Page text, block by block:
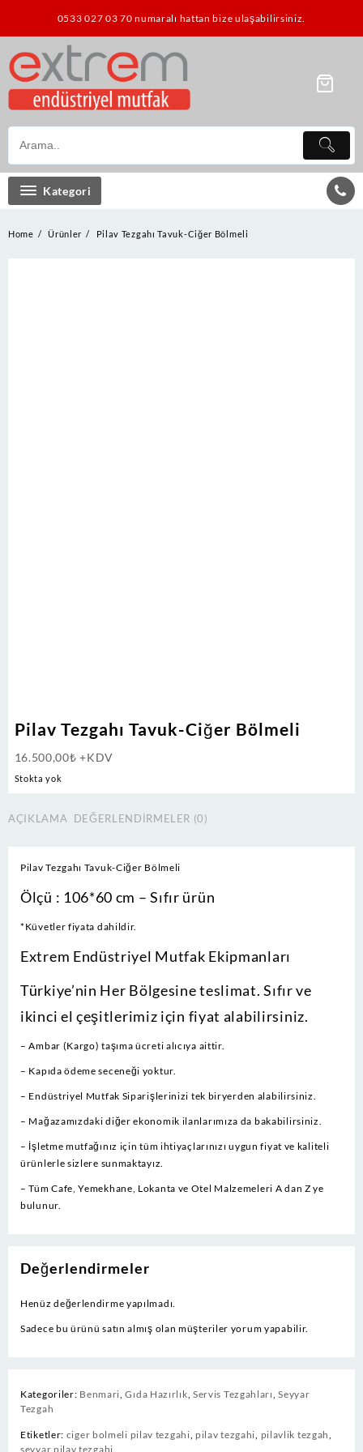
0533 027 03 70 numaralı hattan bize ulaşabilirsiniz.
Kategori
Home Ürünler Pilav Tezgahı Tavuk-Ciğer Bölmeli
Pilav Tezgahı Tavuk-Ciğer Bölmeli
16.500,00₺ +KDV
Stokta yok
AÇIKLAMA DEĞERLENDIRMELER (0)
Pilav Tezgahı Tavuk-Ciğer Bölmeli
Ölçü : 106*60 cm – Sıfır ürün
*Küvetler fiyata dahildir.
Extrem Endüstriyel Mutfak Ekipmanları
Türkiye’nin Her Bölgesine teslimat.Sıfır ve
ikinci el çeşitlerimiz için fiyat alabilirsiniz.
– Ambar (Kargo) taşıma ücreti alıcıya aittir.
– Kapıda ödeme seceneği yoktur.
– Endüstriyel Mutfak Siparişlerinizi tek biryerden alabilirsiniz.
– Mağazamızdaki diğer ekonomik ilanlarımıza da bakabilirsiniz.
– İşletme mutfağınız için tüm ihtiyaçlarınızı uygun fiyat ve kaliteli
ürünlerle sizlere sunmaktayız.
– Tüm Cafe, Yemekhane, Lokanta ve Otel Malzemeleri A dan Z ye
bulunur.
Değerlendirmeler
Henüz değerlendirme yapılmadı.
Sadece bu ürünü satın almış olan müşteriler yorum yapabilir.
Kategoriler: Benmari ,Gıda Hazırlık Servis Tezgahları ,Seyyar
Tezgah
Etiketler: ciger bolmeli pilav tezgahi pilav tezgahi pilavlik tezgah
seyyar pilav tezgahi